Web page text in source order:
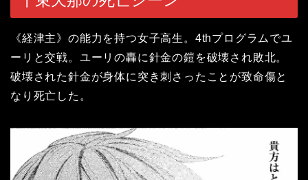
《経津主》の能力を持つ女子高生。4thプログラムでユ
ーリと交戦。ユーリの轟に針金の鎧を破壊され敗北。
破壊された針金が身体に突き刺さったことが致命傷と
なり死亡した。